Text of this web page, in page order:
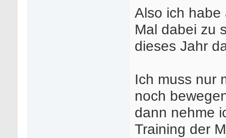
Also ich habe
Mal dabei zu
dieses Jahr
Ich muss nur
noch
dann nehme
Training der